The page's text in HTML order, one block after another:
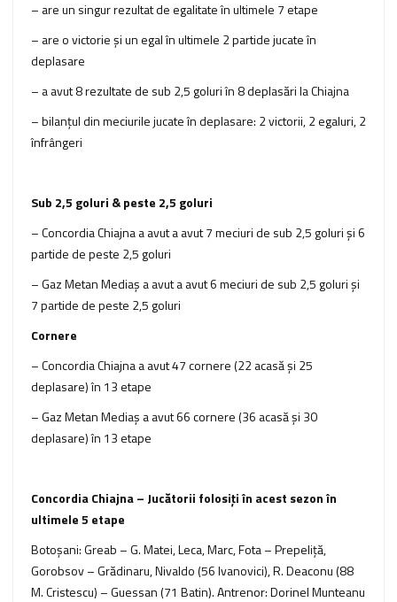
– are un singur rezultat de egalitate în ultimele 7 etape
– are o victorie şi un egal în ultimele 2 partide jucate în
deplasare
– a avut 8 rezultate de sub 2,5 goluri în 8 deplasări la Chiajna
– bilanţul din meciurile jucate în deplasare: 2 victorii, 2 egaluri, 2
înfrângeri
Sub 2,5 goluri & peste 2,5 goluri
– Concordia Chiajna a avut a avut 7 meciuri de sub 2,5 goluri şi 6
partide de peste 2,5 goluri
– Gaz Metan Mediaş a avut a avut 6 meciuri de sub 2,5 goluri şi
7 partide de peste 2,5 goluri
Cornere
– Concordia Chiajna a avut 47 cornere (22 acasă şi 25
deplasare) în 13 etape
– Gaz Metan Mediaş a avut 66 cornere (36 acasă şi 30
deplasare) în 13 etape
Concordia Chiajna – Jucătorii folosiţi în acest sezon în
ultimele 5 etape
Botoşani: Greab – G. Matei, Leca, Marc, Fota – Prepeliţă,
Gorobsov – Grădinaru, Nivaldo (56 Ivanovici), R. Deaconu (88
M. Cristescu) – Guessan (71 Batin). Antrenor: Dorinel Munteanu